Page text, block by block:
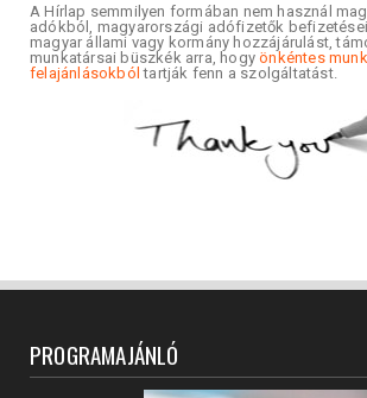
A Hírlap semmilyen formában nem használ
adókból, magyarországi adófizetők
magyar állami vagy kormány hozzájárulást,
munkatársai büszkék arra, hogyönkéntes
felajánlásokból tartják fenn a szolgáltatást.
PROGRAMAJÁNLÓ